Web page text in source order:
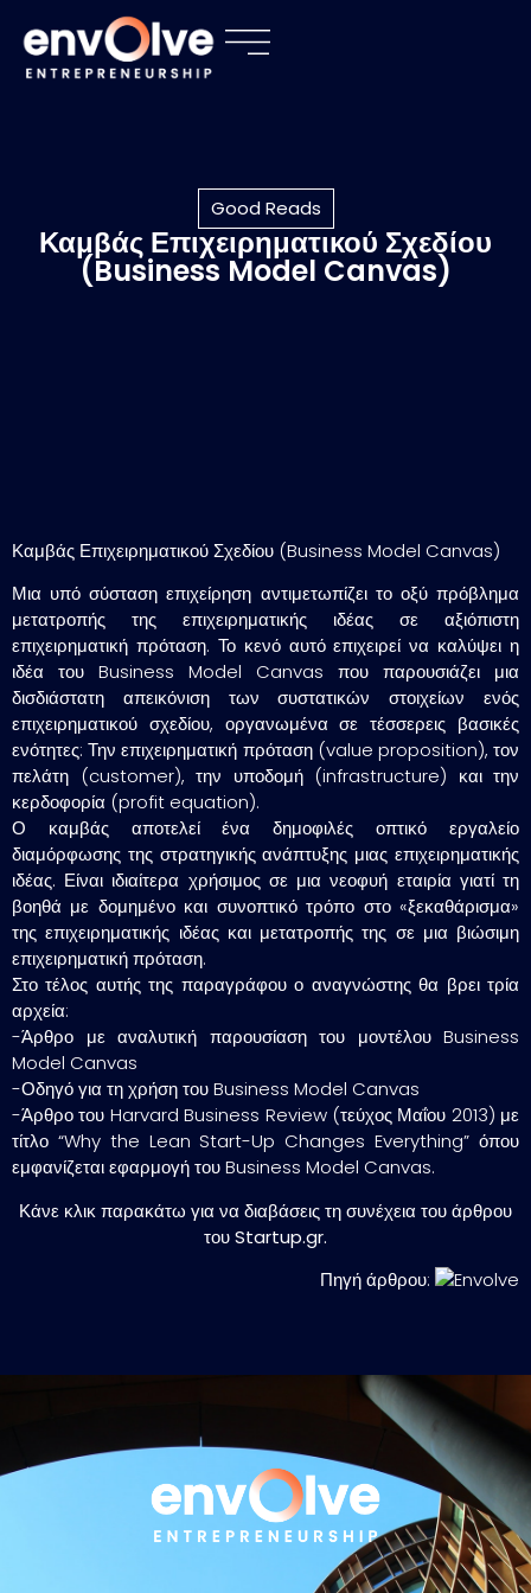
Good Reads
Καμβάς Επιχειρηματικού Σχεδίου
(Business Model Canvas)
Καμβάς Επιχειρηματικού Σχεδίου (Business Model Canvas)
Μια υπό σύσταση επιχείρηση αντιμετωπίζει το οξύ πρόβλημα
μετατροπής της επιχειρηματικής ιδέας σε αξιόπιστη
επιχειρηματική πρόταση. Το κενό αυτό επιχειρεί να καλύψει η
ιδέα του Business Model Canvas που παρουσιάζει μια
δισδιάστατη απεικόνιση των συστατικών στοιχείων ενός
επιχειρηματικού σχεδίου, οργανωμένα σε τέσσερεις βασικές
ενότητες: Την επιχειρηματική πρόταση (value proposition), τον
πελάτη (customer), την υποδομή (infrastructure) και την
κερδοφορία (profit equation).
Ο καμβάς αποτελεί ένα δημοφιλές οπτικό εργαλείο
διαμόρφωσης της στρατηγικής ανάπτυξης μιας επιχειρηματικής
ιδέας. Είναι ιδιαίτερα χρήσιμος σε μια νεοφυή εταιρία γιατί τη
βοηθά με δομημένο και συνοπτικό τρόπο στο «ξεκαθάρισμα»
της επιχειρηματικής ιδέας και μετατροπής της σε μια βιώσιμη
επιχειρηματική πρόταση.
Στο τέλος αυτής της παραγράφου ο αναγνώστης θα βρει τρία
αρχεία:
-Άρθρο με αναλυτική παρουσίαση του μοντέλου Business
Model Canvas
-Οδηγό για τη χρήση του Business Model Canvas
-Άρθρο του Harvard Business Review (τεύχος Μαΐου 2013) με
τίτλο “Why the Lean Start-Up Changes Everything” όπου
εμφανίζεται εφαρμογή του Business Model Canvas.
Κάνε κλικ παρακάτω για να διαβάσεις τη συνέχεια του άρθρου
τουStartup.gr.
Πηγή άρθρου: